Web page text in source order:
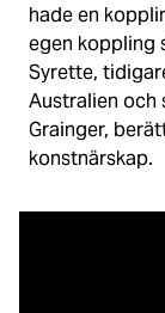
hade en
egen koppling
Syrette,
Australien och
Grainger,
konstnärskap.